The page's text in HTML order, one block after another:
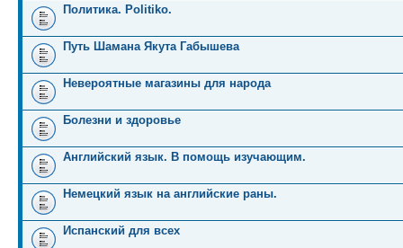
Политика. Politiko.
Путь Шамана Якута Габышева
Невероятные магазины для народа
Болезни и здоровье
Английский язык. В помощь изучающим.
Немецкий язык на английские раны.
Испанский для всех